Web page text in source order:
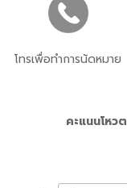
โทรเพื่อทำการนัดหมาย
คะแนนโหวต